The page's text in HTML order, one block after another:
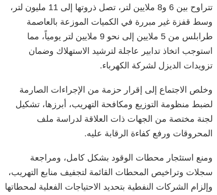
تتراوح بين 6 و8 ملايين لتر، تصل ذروتها إلى 11 مليون لتر،
وسط قفزة غير مبررة في الكميات الموزعة بالعاصمة
طرابلس من 5 ملايين إلى نحو 9 ملايين لتر يومياً، مما
استوجب اتخاذ تدابير عاجلة لترشيد الاستهلاك وضمان
تزويدات الديزل لشركة الكهرباء.
وخلص الاجتماع إلى إقرار حزمة من الإجراءات الصارمة
لضبط منظومة التوزيع ومكافحة التهريب، أبرزها، تشكيل
لجنة مختصة من الجهات ذات العلاقة لدراسة ملف
المحروقات ورفع كفاءة الرقابة عليه.
ومنع استئجار محطات الوقود بشكل كامل، ومراجعة
سجلات وتراخيص المحطات القائمة لتجفيف منابع التهريب،
وإلزام الشركات النفطية بتحديد الاحتياجات الفعلية لمحطاتها